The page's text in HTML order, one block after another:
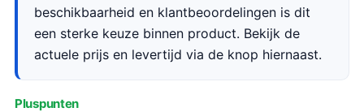
beschikbaarheid en klantbeoordelingen is dit
een sterke keuze binnen product. Bekijk de
actuele prijs en levertijd via de knop hiernaast.
Pluspunten